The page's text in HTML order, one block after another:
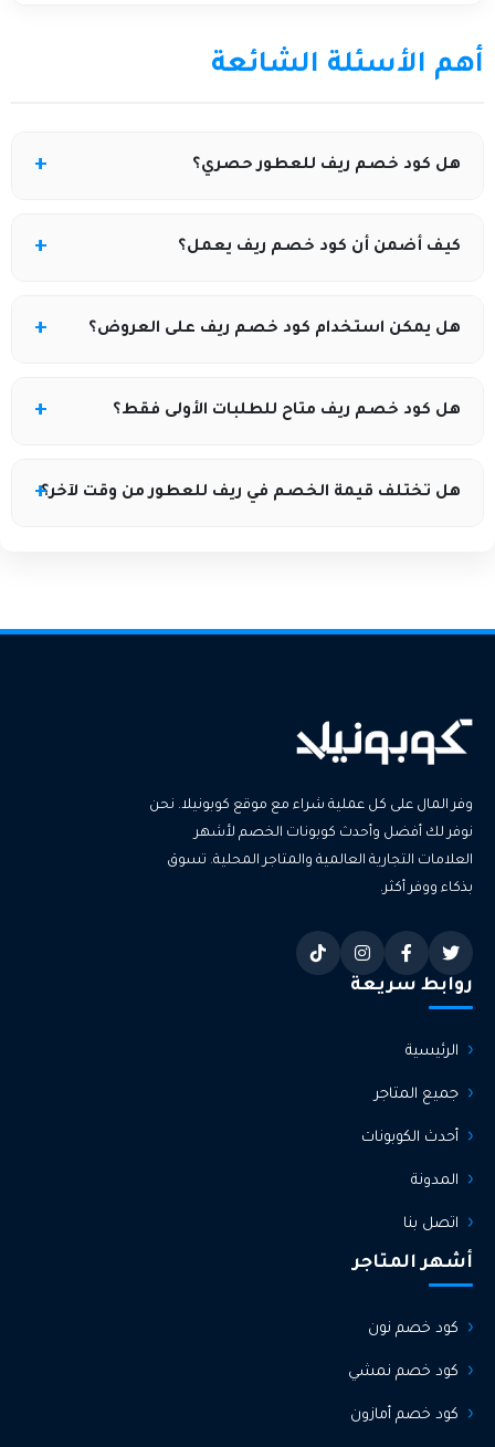
أهم الأسئلة الشائعة
هل كود خصم ريف للعطور حصري؟
نعم، يوفر موقع كوبونيلا أكواد خصم حصرية على ريف
كيف أضمن أن كود خصم ريف يعمل؟
لضمان تفعيل الكود، يُنصح بالدخول إلى موقع كوبونيلا
هل يمكن استخدام كود خصم ريف على العروض؟
في أغلب الأحيان، يتيح كوبونيلا أكواد خصم يمكن استخدامها
هل كود خصم ريف متاح للطلبات الأولى فقط؟
لا، يعرض موقع كوبونيلا أكواد خصم ريف للطلبات الجديدة
هل تختلف قيمة الخصم في ريف للعطور من وقت لآخر؟
وفر المال على كل عملية شراء مع موقع كوبونيلا. نحن
نوفر لك أفضل وأحدث كوبونات الخصم لأشهر
العلامات التجارية العالمية والمتاجر المحلية. تسوق
بذكاء ووفر أكثر.
روابط سريعة
الرئيسية
جميع المتاجر
أحدث الكوبونات
المدونة
اتصل بنا
أشهر المتاجر
كود خصم نون
كود خصم نمشي
كود خصم أمازون